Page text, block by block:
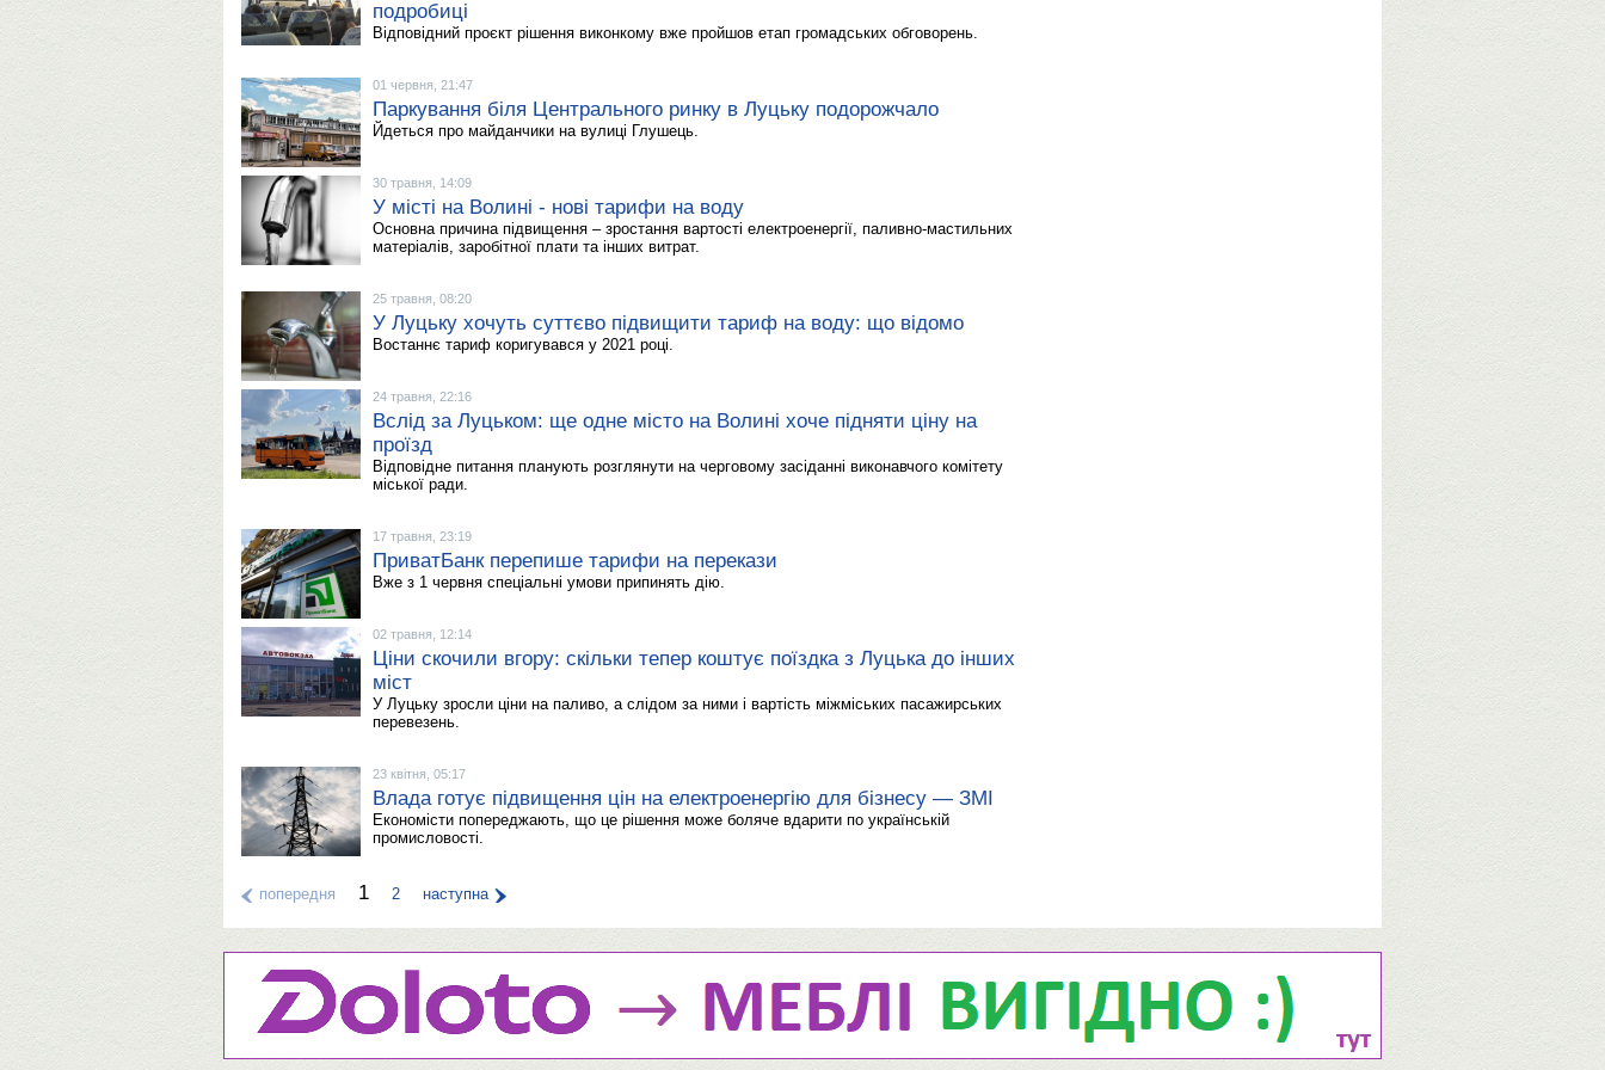
подробиці
Відповідний проєкт рішення виконкому вже пройшов етап громадських обговорень.
01 червня, 21:47
Паркування біля Центрального ринку в Луцьку подорожчало
Йдеться про майданчики на вулиці Глушець.
30 травня, 14:09
У місті на Волині - нові тарифи на воду
Основна причина підвищення – зростання вартості електроенергії, паливно-мастильних
матеріалів, заробітної плати та інших витрат.
25 травня, 08:20
У Луцьку хочуть суттєво підвищити тариф на воду: що відомо
Востаннє тариф коригувався у 2021 році.
24 травня, 22:16
Вслід за Луцьком: ще одне місто на Волині хоче підняти ціну на
проїзд
Відповідне питання планують розглянути на черговому засіданні виконавчого комітету
міської ради.
17 травня, 23:19
ПриватБанк перепише тарифи на перекази
Вже з 1 червня спеціальні умови припинять дію.
02 травня, 12:14
Ціни скочили вгору: скільки тепер коштує поїздка з Луцька до інших
міст
У Луцьку зросли ціни на паливо, а слідом за ними і вартість міжміських пасажирських
перевезень.
23 квітня, 05:17
Влада готує підвищення цін на електроенергію для бізнесу — ЗМІ
Економісти попереджають, що це рішення може боляче вдарити по українській
промисловості.
попередня 1 2 наступна